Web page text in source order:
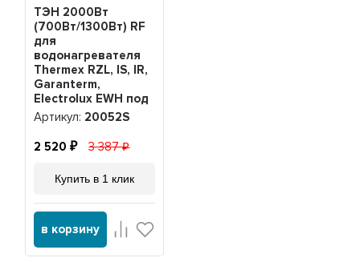
ТЭН 2000Вт
(700Вт/1300Вт) RF
для
водонагревателя
Thermex RZL, IS, IR,
Garanterm,
Electrolux EWH под
анод М4 Silver,
20052S
Артикул: 20052S
2 520 3 387
Купить в 1 клик
в корзину